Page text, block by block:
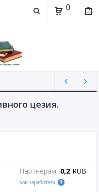
0
(8689)
цезия.
Партнерам 0,2 RUB
как заработать